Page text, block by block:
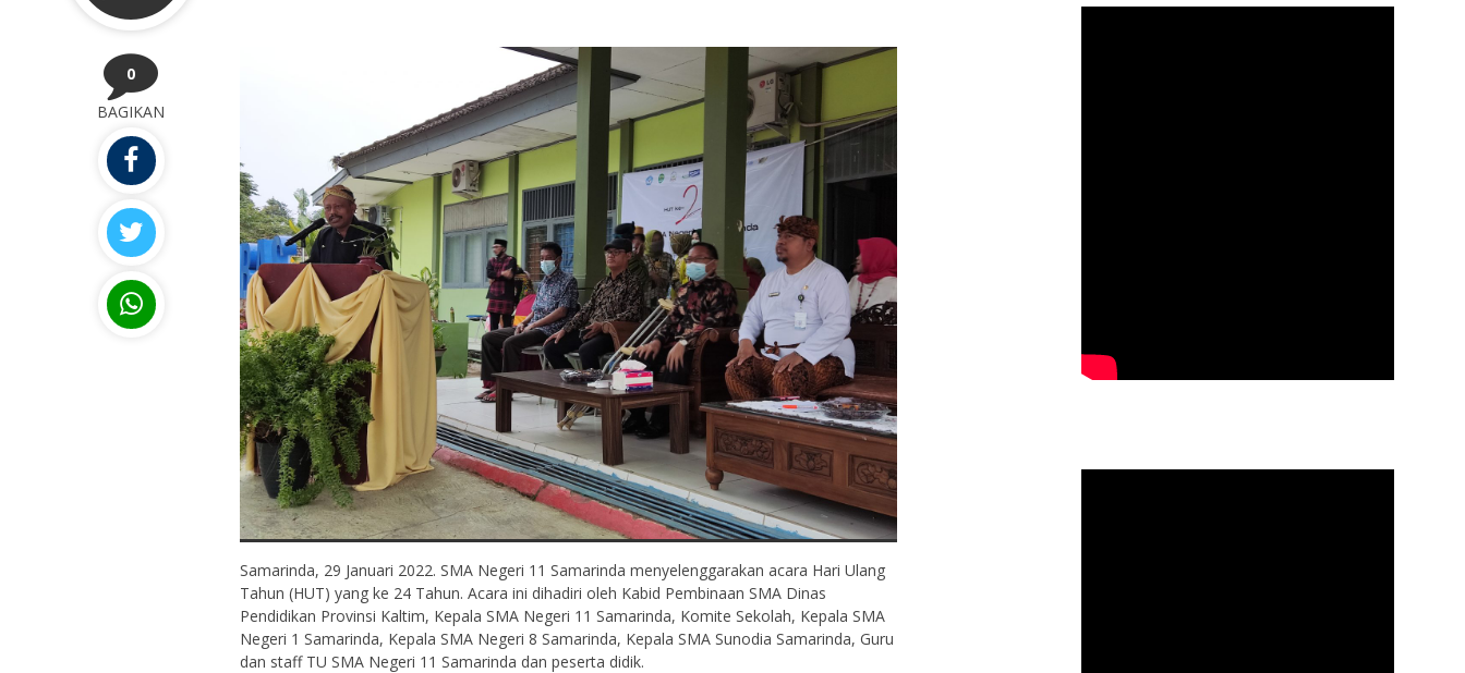
0
BAGIKAN
Samarinda, 29 Januari 2022. SMA Negeri 11 Samarinda menyelenggarakan acara Hari Ulang
Tahun (HUT) yang ke 24 Tahun. Acara ini dihadiri oleh Kabid Pembinaan SMA Dinas
Pendidikan Provinsi Kaltim, Kepala SMA Negeri 11 Samarinda, Komite Sekolah, Kepala SMA
Negeri 1 Samarinda, Kepala SMA Negeri 8 Samarinda, Kepala SMA Sunodia Samarinda, Guru
dan staff TU SMA Negeri 11 Samarinda dan peserta didik.